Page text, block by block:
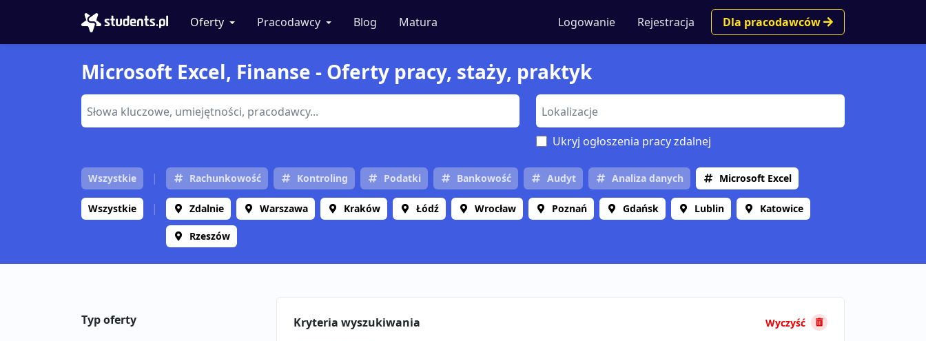
Oferty Pracodawcy Blog Matura Logowanie Rejestracja Dla pracodawców
Microsoft Excel, Finanse - Oferty pracy, staży, praktyk
Ukryj ogłoszenia pracy zdalnej
Wszystkie Rachunkowość Kontroling Podatki Bankowość Audyt Analiza danych Microsoft Excel
Wszystkie Zdalnie Warszawa Kraków Łódź Wrocław Poznań Gdańsk Lublin Katowice
Rzeszów
Typ oferty Kryteria wyszukiwania Wyczyść